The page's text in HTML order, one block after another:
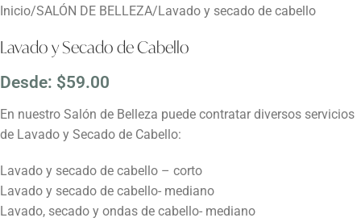
Inicio/SALÓN DE BELLEZA/Lavado y secado de cabello
Lavado y Secado de Cabello
Desde: $59.00
En nuestro Salón de Belleza puede contratar diversos servicios
de Lavado y Secado de Cabello:
Lavado y secado de cabello – corto
Lavado y secado de cabello- mediano
Lavado, secado y ondas de cabello- mediano